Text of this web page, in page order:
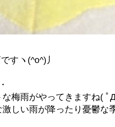
すヽ(^o^)丿
梅雨がやってきますね( ﾟ
しい雨が降ったり憂鬱な